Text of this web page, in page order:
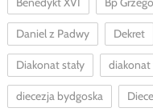
Daniel z Padwy Dekret
Diakonat stały diakonat
diecezja bydgoska